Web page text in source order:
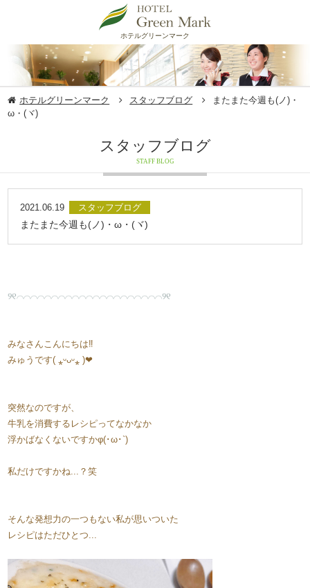
ホテルグリーンマーク
ホテルグリーンマーク スタッフブログ
またまた今週も(ノ)・
ω・(ヾ)
スタッフブログ
STAFF BLOG
2021.06.19 スタッフブログ
またまた今週も(ノ)・ω・(ヾ)
୨୧⌒⌒⌒⌒⌒⌒⌒⌒⌒⌒⌒⌒⌒⌒⌒⌒⌒⌒⌒⌒⌒୨୧​
​​みなさんこんにちは‼
みゅうです( ⁎ᵕᴗᵕ⁎ )❤︎
突然なのですが、
牛乳を消費するレシピってなかなか
浮かばなくないですかφ(･ω･`)
私だけですかね...？笑
そんな発想力の一つもない私が思いついた
レシピはただひとつ...